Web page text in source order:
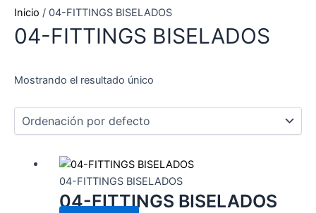
Inicio / 04-FITTINGS BISELADOS
04-FITTINGS BISELADOS
Mostrando el resultado único
04-FITTINGS BISELADOS
04-FITTINGS BISELADOS